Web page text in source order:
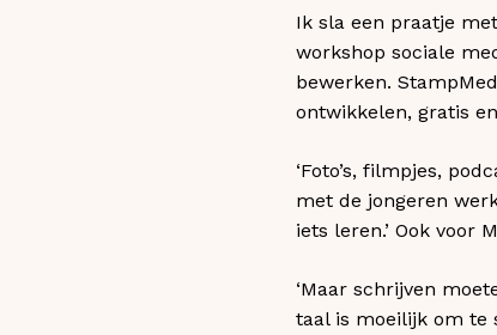
Ik sla een praatje met
workshop sociale
bewerken.
ontwikkelen, gratis
‘Foto’s, filmpjes,
met de jongeren
iets leren.’ Ook voor
‘Maar schrijven
taal is moeilijk om te